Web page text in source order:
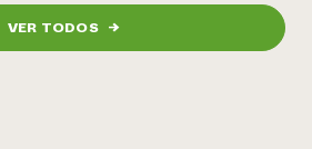
VER TODOS →